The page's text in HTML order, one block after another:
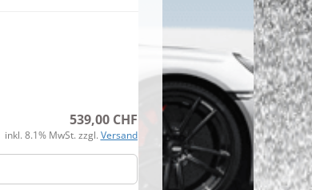
539,00 CHF
inkl. 8.1% MwSt. zzgl. Versand